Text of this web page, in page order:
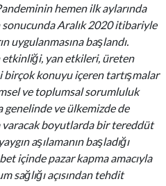
hemen ilk aylarında
sonucunda Aralık 2020 itibariyle
uygulanmasına başlandı.
etkinliği, yan etkileri, üreten
konuyu içeren tartışmalar
ve toplumsal sorumluluk
ve ülkemizde de
varacak boyutlarda bir tereddüt
aşılamanın başladığı
içinde pazar kapma amacıyla
sağlığı açısından tehdit